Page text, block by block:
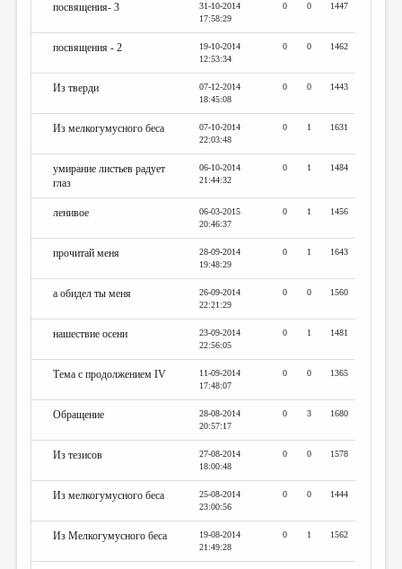
посвящения- 3
31-10-2014
17:58:29
0 0 1447
посвящения - 2
19-10-2014
12:53:34
0 0 1462
Из тверди
07-12-2014
18:45:08
0 0 1443
Из мелкогумусного беса
07-10-2014
22:03:48
0 1 1631
умирание листьев радует
глаз
06-10-2014
21:44:32
0 1 1484
ленивое
06-03-2015
20:46:37
0 1 1456
прочитай меня
28-09-2014
19:48:29
0 1 1643
а обидел ты меня
26-09-2014
22:21:29
0 0 1560
нашествие осени
23-09-2014
22:56:05
0 1 1481
Тема с продолжением IV
11-09-2014
17:48:07
0 0 1365
Обращение
28-08-2014
20:57:17
0 3 1680
Из тезисов
27-08-2014
18:00:48
0 0 1578
Из мелкогумусного беса
25-08-2014
23:00:56
0 0 1444
Из Мелкогумусного беса
19-08-2014
21:49:28
0 1 1562